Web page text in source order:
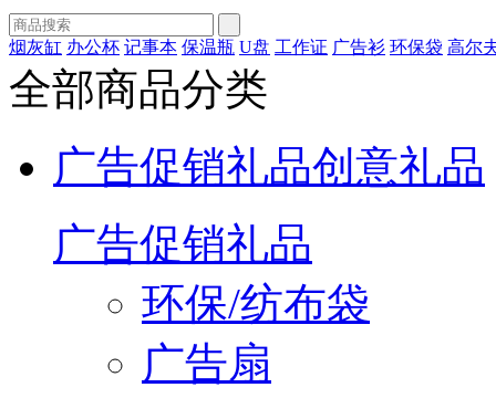
烟灰缸 办公杯 记事本 保温瓶 U盘 工作证 广告衫 环保袋 高尔
全部商品分类
广告促销礼品创意礼品
广告促销礼品
环保/纺布袋
广告扇